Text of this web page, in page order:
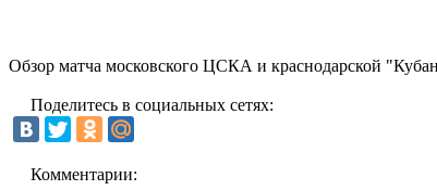
Обзор матча московского ЦСКА и краснодарской
Поделитесь в социальных сетях:
Комментарии: